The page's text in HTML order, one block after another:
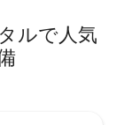
ルで人気